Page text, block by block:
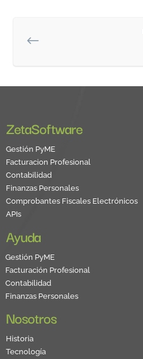
ZetaSoftware
Gestión PyME
Facturacion Profesional
Contabilidad
Finanzas Personales
Comprobantes Fiscales Electrónicos
APIs
Ayuda
Gestión PyME
Facturación Profesional
Contabilidad
Finanzas Personales
Nosotros
Historia
Tecnología